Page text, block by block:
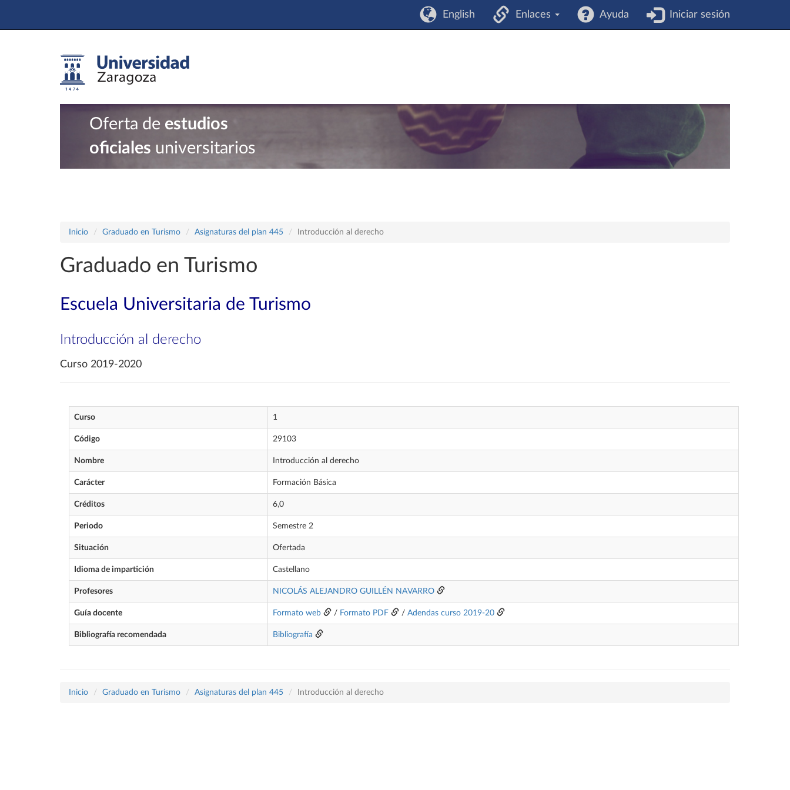
English Enlaces Ayuda Iniciar sesión
Oferta de estudios
oficiales universitarios
Inicio Graduado en Turismo Asignaturas del plan 445 Introducción al derecho
Graduado en Turismo
Escuela Universitaria de Turismo
Introducción al derecho
Curso 2019-2020
Curso 1
Código 29103
Nombre Introducción al derecho
Carácter Formación Básica
Créditos 6,0
Periodo Semestre 2
Situación Ofertada
Idioma de impartición Castellano
Profesores NICOLÁS ALEJANDRO GUILLÉN NAVARRO
Guía docente Formato web / Formato PDF / Adendas curso 2019-20
Bibliografía recomendada Bibliografía
Inicio Graduado en Turismo Asignaturas del plan 445 Introducción al derecho